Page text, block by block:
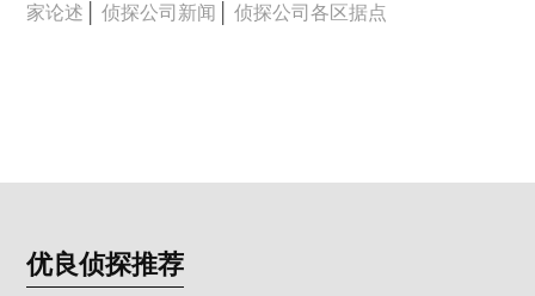
家论述 │侦探公司新闻 │侦探公司各区据点
优良侦探推荐